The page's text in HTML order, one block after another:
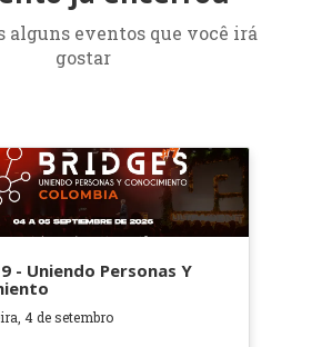
alguns eventos que você irá
gostar
- Uniendo Personas Y
4 de setembro